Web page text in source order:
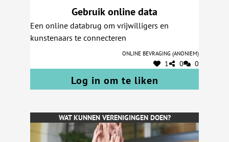
naar de échte bijdrage van vrijwilligers in de
samenleving? Een vereniging runnen moet
eenvoudiger kunnen. Dus vandaar een oproep
om drempels voor vrijwilligersverenigingen
weg te werken! - Overheden kunnen
verplichtingen vereenvoudigen of verminderen
voor vrijwilligersverenigingen. - Organisaties
bekijken wat door samenwerking makkelijker
kan in een netwerk van verenigingen. - De
financiële wereld kan bekijken hoe ze drempels
Gebruik online data
Een online databrug om vrijwilligers en
kunstenaars te connecteren
Online bevraging (anoniem)
1 0 0
Log in om te liken
WAT KUNNEN VERENIGINGEN DOEN?